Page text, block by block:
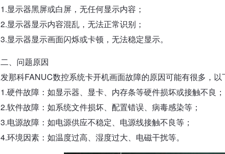
1.显示器黑屏或白屏，无任何显示内容；
2.显示器显示内容混乱，无法正常识别；
3.显示器显示画面闪烁或卡顿，无法稳定显示。
二、问题原因
发那科FANUC数控系统卡开机画面故障的原因可能有很多，以
1.硬件故障：如显示器、显卡、内存条等硬件损坏或接触不良；
2.软件故障：如系统文件损坏、配置错误、病毒感染等；
3.电源故障：如电源供应不稳定、电源线接触不良等；
4.环境因素：如温度过高、湿度过大、电磁干扰等。